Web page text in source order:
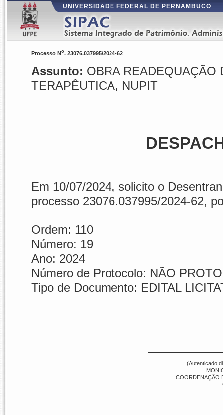
UNIVERSIDADE FEDERAL DE PERNAMBUCO
Processo No. 23076.037995/2024-62
Assunto: OBRA READEQUAÇÃO
TERAPÊUTICA, NUPIT
Em 10/07/2024, solicito o
processo 23076.037995/2024-62,
Ordem: 110
Número: 19
Ano: 2024
Número de Protocolo: NÃO
Tipo de Documento: EDITAL
(Autenticado
COORDENAÇÃO